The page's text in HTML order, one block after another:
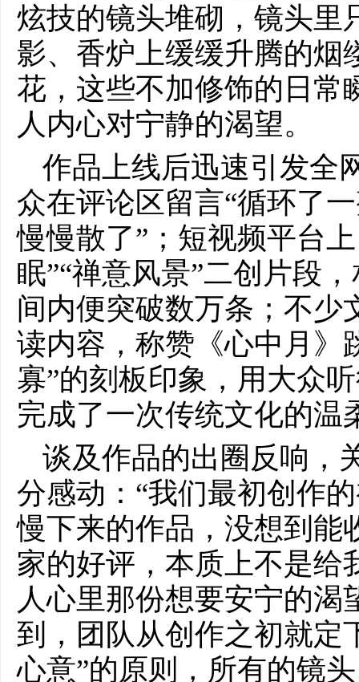
炫技的镜头堆砌，镜头里
影、香炉上缓缓升腾的烟
花，这些不加修饰的日常
人内心对宁静的渴望。
作品上线后迅速引发全
众在评论区留言“循环了
慢慢散了”；短视频平台
眠”“禅意风景”二创片段
间内便突破数万条；不少
读内容，称赞《心中月》
寡”的刻板印象，用大众
完成了一次传统文化的温
谈及作品的出圈反响，
分感动：“我们最初创作
慢下来的作品，没想到能
家的好评，本质上不是
人心里那份想要安宁的渴
到，团队从创作之初就定
心意”的原则，所有的镜